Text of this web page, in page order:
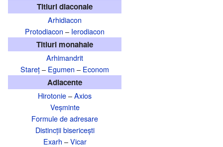
Titluri diaconale
Arhidiacon
Protodiacon – Ierodiacon
Titluri monahale
Arhimandrit
Stareț– Egumen – Econom
Adiacente
Hirotonie–Axios
Veșminte
Formule de adresare
Distincții bisericești
Exarh –Vicar